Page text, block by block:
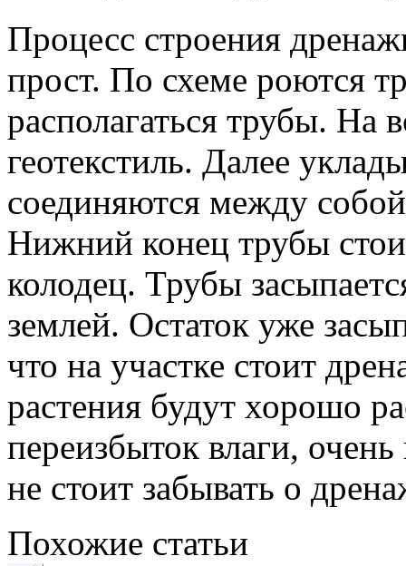
Процесс строения
прост. По схеме роются
располагаться трубы.
геотекстиль. Далее
соединяются между
Нижний конец трубы
колодец. Трубы
землей. Остаток уже
что на участке стоит
растения будут хорошо
переизбыток влаги,
не стоит забывать о
Похожие статьи